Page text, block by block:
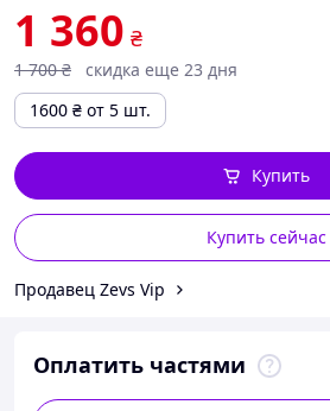
1 360 ₴
1 700 ₴
скидка еще 23 дня
1600 ₴ от 5 шт.
Купить сейчас
Купить
Продавец Zevs Vip
Оплатить частями